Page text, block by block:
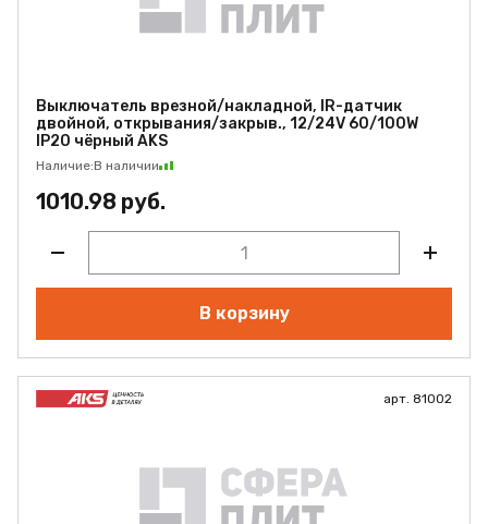
Выключатель врезной/накладной, IR-датчик
двойной, открывания/закрыв., 12/24V 60/100W
IP20 чёрный AKS
Наличие:В наличии
1010.98 руб.
В корзину
арт. 81002